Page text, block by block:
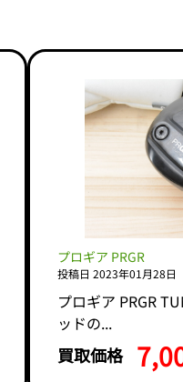
プロギア PRGR
投稿日 2023年01月28日
プロギア PRGR
ッドの...
買取価格